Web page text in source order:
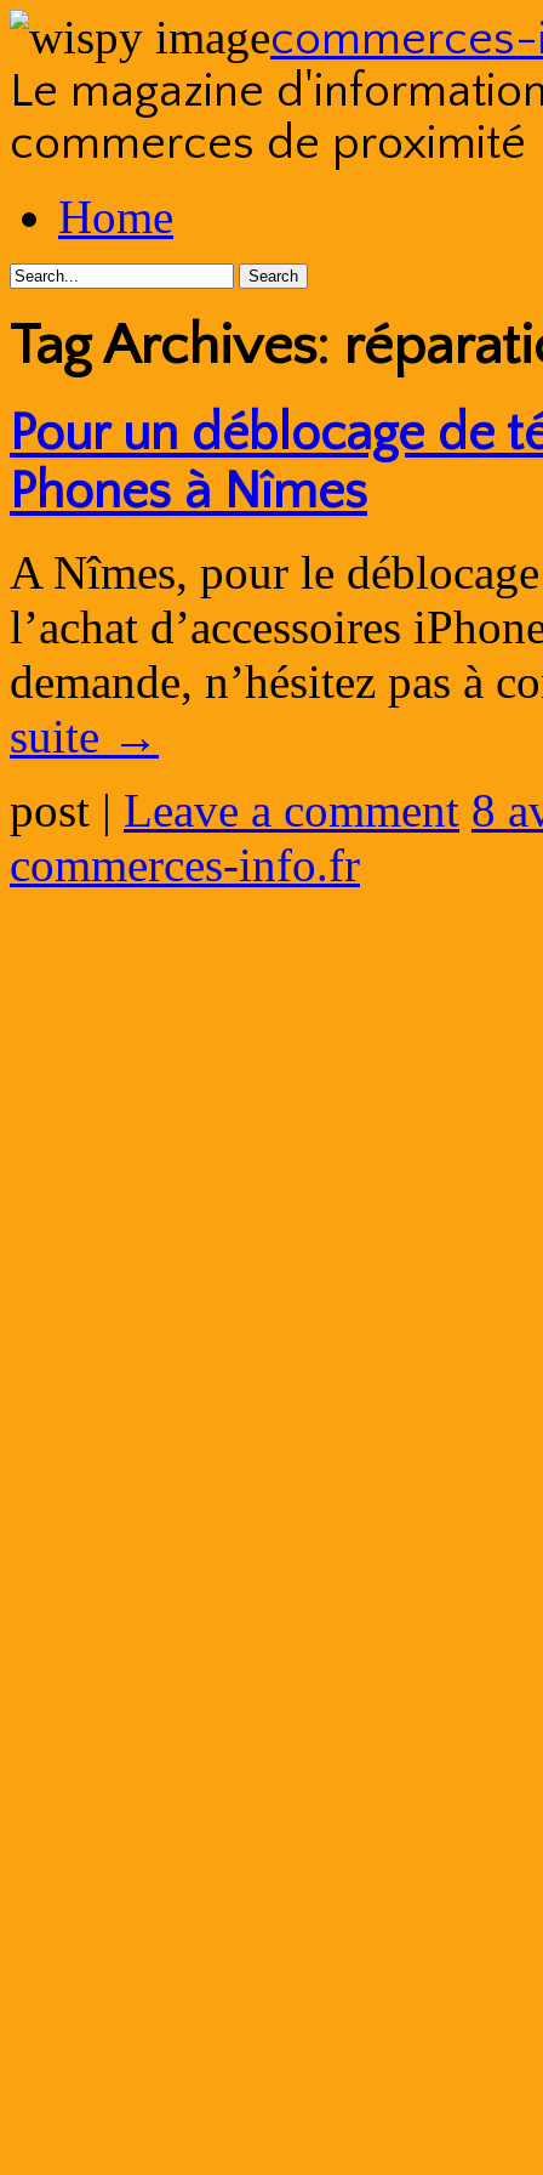
Le magazine
commerces de proximité
to
contentHome
Tag Archives:
Pour un déblocage de
Phones à Nîmes
A Nîmes, pour le
l’achat d’accessoires
demande, n’hésitez pas à
suite →
post | Leave a comment 8
commerces-info.fr